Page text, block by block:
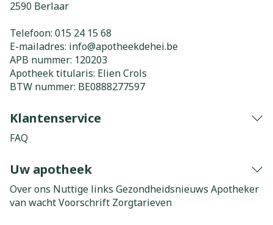
2590 Berlaar
Telefoon: 015 24 15 68
E-mailadres: info@apotheekdehei.be
APB nummer: 120203
Apotheek titularis: Elien Crols
BTW nummer: BE0888277597
Klantenservice
FAQ
Uw apotheek
Over ons Nuttige links Gezondheidsnieuws Apotheker
van wachtVoorschrift Zorgtarieven